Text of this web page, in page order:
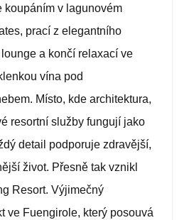
koupáním v lagunovém
prací z elegantního
a končí relaxací ve
vína pod
Místo, kde architektura,
resortní služby fungují jako
detail podporuje zdravější,
život. Přesně tak vznikl
Resort. Výjimečný
ve Fuengirole, který posouvá